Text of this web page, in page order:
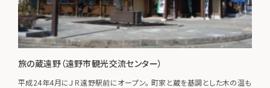
旅の蔵遠野（遠野市観光交流センター）
平成24年4月にＪＲ遠野駅前にオープン。 町家と蔵を基調とした木の温も